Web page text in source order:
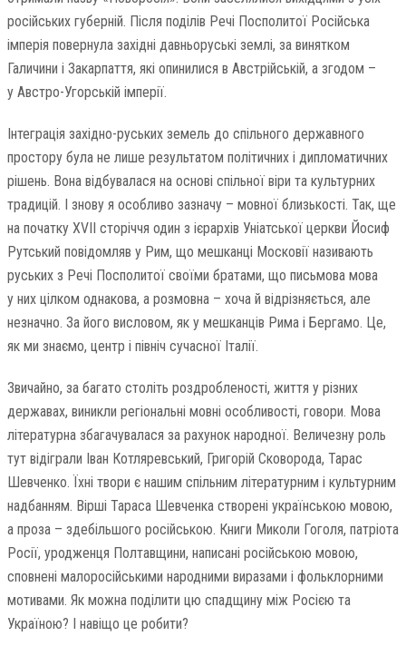
російських губерній. Після поділів Речі Посполитої Російська
імперія повернула західні давньоруські землі, за винятком
Галичини і Закарпаття, які опинилися в Австрійській, а згодом –
у Австро-Угорській імперії.
Інтеграція західно-руських земель до спільного державного
простору була не лише результатом політичних і дипломатичних
рішень. Вона відбувалася на основі спільної віри та культурних
традицій. І знову я особливо зазначу – мовної близькості. Так, ще
на початку XVII сторіччя один з ієрархів Уніатської церкви Йосиф
Рутський повідомляв у Рим, що мешканці Московії називають
руських з Речі Посполитої своїми братами, що письмова мова
у них цілком однакова, а розмовна – хоча й відрізняється, але
незначно. За його висловом, як у мешканців Рима і Бергамо. Це,
як ми знаємо, центр і північ сучасної Італії.
Звичайно, за багато століть роздробленості, життя у різних
державах, виникли регіональні мовні особливості, говори. Мова
літературна збагачувалася за рахунок народної. Величезну роль
тут відіграли Іван Котляревський, Григорій Сковорода, Тарас
Шевченко. Їхні твори є нашим спільним літературним і культурним
надбанням. Вірші Тараса Шевченка створені українською мовою,
а проза – здебільшого російською. Книги Миколи Гоголя, патріота
Росії, уродженця Полтавщини, написані російською мовою,
сповнені малоросійськими народними виразами і фольклорними
мотивами. Як можна поділити цю спадщину між Росією та
Україною? І навіщо це робити?